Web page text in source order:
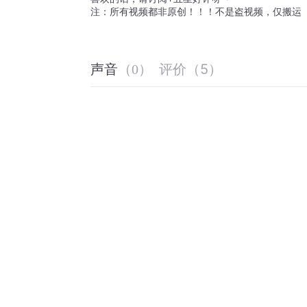
注：所有视频都非原创！！！不是盗视频，仅搬运
声音 （0） 评价 （ 5）